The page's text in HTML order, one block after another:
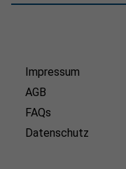
Impressum
AGB
FAQs
Datenschutz